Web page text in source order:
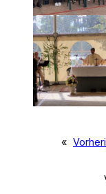
«